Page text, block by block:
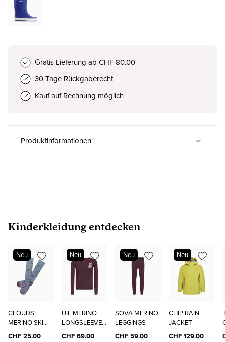
Gratis Lieferung ab CHF 80.00
30 Tage Rückgaberecht
Kauf auf Rechnung möglich
Produktinformationen
Produktgalerie überspringen
Kinderkleidung entdecken
Neu
CLOUDS
MERINO SKI
SOCKS
CHF 25.00
Neu
UIL MERINO
LONGSLEEVE
"ELO"
CHF 69.00
Neu
SOVA MERINO
LEGGINGS
CHF 59.00
Neu
CHIP RAIN
JACKET
CHF 129.00